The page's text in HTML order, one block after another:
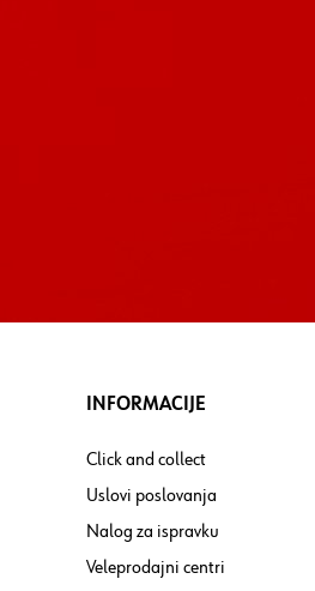
INFORMACIJE
Click and collect
Uslovi poslovanja
Nalog za ispravku
Veleprodajni centri